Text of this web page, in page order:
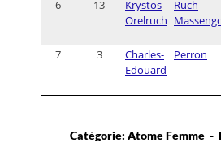
6 13
Krystos
Orelruch
Ruch
7 3
Charles-
Edouard
Perron
Catégorie: Atome Femme -